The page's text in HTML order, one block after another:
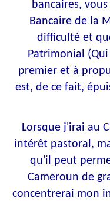
bancaires,
Bancaire de la
difficulté et
Patrimonial
premier et à
est, de ce fait,
Lorsque j'irai au
intérêt pastoral,
qu'il peut
Cameroun de
concentrerai mon